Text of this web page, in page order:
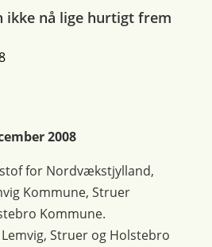
ikke nå lige hurtigt frem
2008
for Nordvækstjylland,
Kommune, Struer
Kommune.
Struer og Holstebro